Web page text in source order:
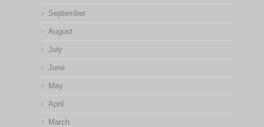
September
August
July
June
May
April
March